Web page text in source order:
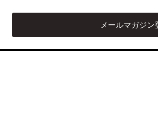
メールマガジン